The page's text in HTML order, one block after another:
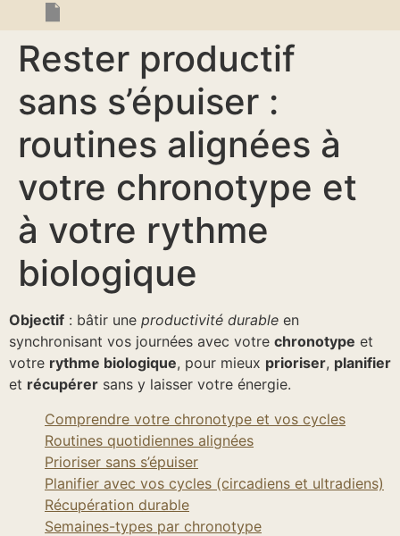
Rester productif
sans s’épuiser :
routines alignées à
votre chronotype et
à votre rythme
biologique
Objectif : bâtir une productivité durable en
synchronisant vos journées avec votre chronotype et
votre rythme biologique, pour mieux prioriser, planifier
et récupérer sans y laisser votre énergie.
Comprendre votre chronotype et vos cycles
Routines quotidiennes alignées
Prioriser sans s’épuiser
Planifier avec vos cycles (circadiens et ultradiens)
Récupération durable
Semaines-types par chronotype